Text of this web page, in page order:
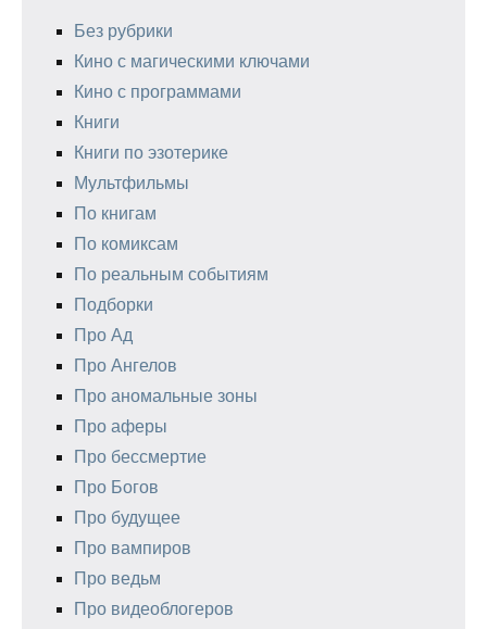
Без рубрики
Кино с магическими ключами
Кино с программами
Книги
Книги по эзотерике
Мультфильмы
По книгам
По комиксам
По реальным событиям
Подборки
Про Ад
Про Ангелов
Про аномальные зоны
Про аферы
Про бессмертие
Про Богов
Про будущее
Про вампиров
Про ведьм
Про видеоблогеров